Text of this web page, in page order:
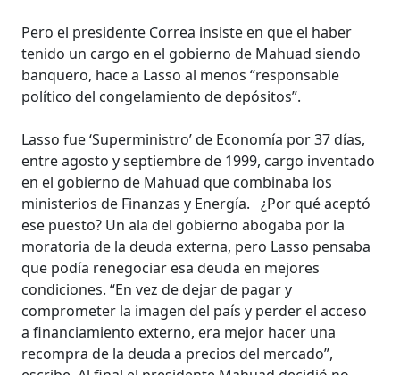
Pero el presidente Correa insiste en que el haber
tenido un cargo en el gobierno de Mahuad siendo
banquero, hace a Lasso al menos “responsable
político del congelamiento de depósitos”.
Lasso fue ‘Superministro’ de Economía por 37 días,
entre agosto y septiembre de 1999, cargo inventado
en el gobierno de Mahuad que combinaba los
ministerios de Finanzas y Energía. ¿Por qué aceptó
ese puesto? Un ala del gobierno abogaba por la
moratoria de la deuda externa, pero Lasso pensaba
que podía renegociar esa deuda en mejores
condiciones. “En vez de dejar de pagar y
comprometer la imagen del país y perder el acceso
a financiamiento externo, era mejor hacer una
recompra de la deuda a precios del mercado”,